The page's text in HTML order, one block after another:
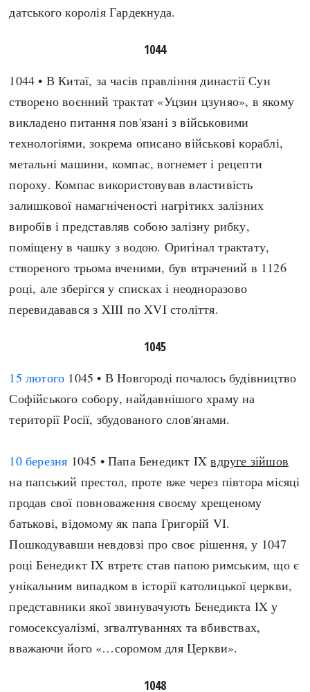
датського королія Гардекнуда.
1044
1044 • В Китаї, за часів правління династії Сун
створено воєнний трактат «Уцзин цзуняо», в якому
викладено питання пов'язані з військовими
технологіями, зокрема описано військові кораблі,
метальні машини, компас, вогнемет і рецепти
пороху. Компас використовував властивість
залишкової намагніченості нагрітикх залізних
виробів і представляв собою залізну рибку,
поміщену в чашку з водою. Оригінал трактату,
створеного трьома вченими, був втрачений в 1126
році, але зберігся у списках і неодноразово
перевидавався з XIII по XVI століття.
1045
15 лютого 1045 • В Новгороді почалось будівництво
Софійського собору, найдавнішого храму на
території Росії, збудованого слов'янами.
10 березня 1045 • Папа Бенедикт IXвдруге зійшов
на папський престол, проте вже через півтора місяці
продав свої повноваження своєму хрещеному
батькові, відомому як папа Григорій VI.
Пошкодувавши невдовзі про своє рішення, у 1047
році Бенедикт IX втретє став папою римським, що є
унікальним випадком в історії католицької церкви,
представники якої звинувачують Бенедикта IX у
гомосексуалізмі, згвалтуваннях та вбивствах,
вважаючи його «…соромом для Церкви».
1048